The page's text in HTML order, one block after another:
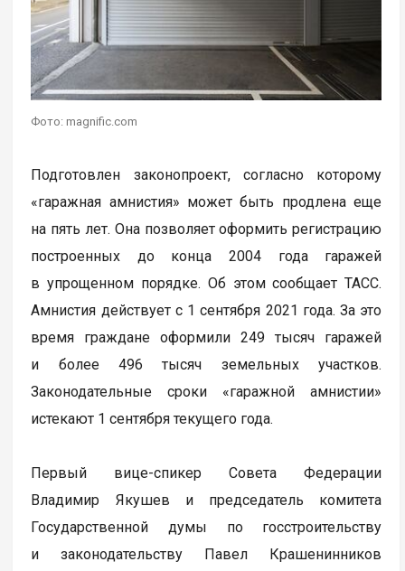
Фото: magnific.com
Подготовлен законопроект, согласно которому
«гаражная амнистия» может быть продлена еще
на пять лет. Она позволяет оформить регистрацию
построенных до конца 2004 года гаражей
в упрощенном порядке. Об этом сообщает ТАСС.
Амнистия действует с 1 сентября 2021 года. За это
время граждане оформили 249 тысяч гаражей
и более 496 тысяч земельных участков.
Законодательные сроки «гаражной амнистии»
истекают 1 сентября текущего года.
Первый вице-спикер Совета Федерации
Владимир Якушев и председатель комитета
Государственной думы по госстроительству
и законодательству Павел Крашенинников